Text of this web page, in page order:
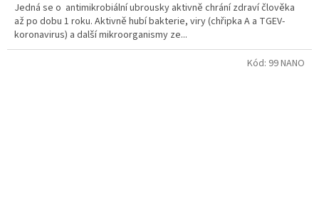
Jedná se o antimikrobiální ubrousky aktivně chrání zdraví člověka
až po dobu 1 roku. Aktivně hubí bakterie, viry (chřipka A a TGEV-
koronavirus) a další mikroorganismy ze...
Kód: 99 NANO